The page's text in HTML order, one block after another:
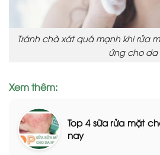
Tránh chà xát quá mạnh khi rửa
ứng cho da
Xem thêm:
Top 4 sữa rửa mặt
nay